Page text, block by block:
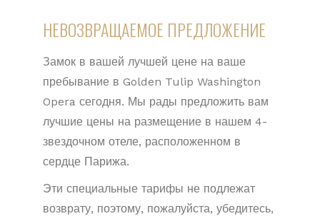
НЕВОЗВРАЩАЕМОЕ ПРЕДЛОЖЕНИЕ
Замок в вашей лучшей цене на ваше
пребывание в Golden Tulip Washington
Opera сегодня. Мы рады предложить вам
лучшие цены на размещение в нашем 4-
звездочном отеле, расположенном в
сердце Парижа.
Эти специальные тарифы не подлежат
возврату, поэтому, пожалуйста, убедитесь,